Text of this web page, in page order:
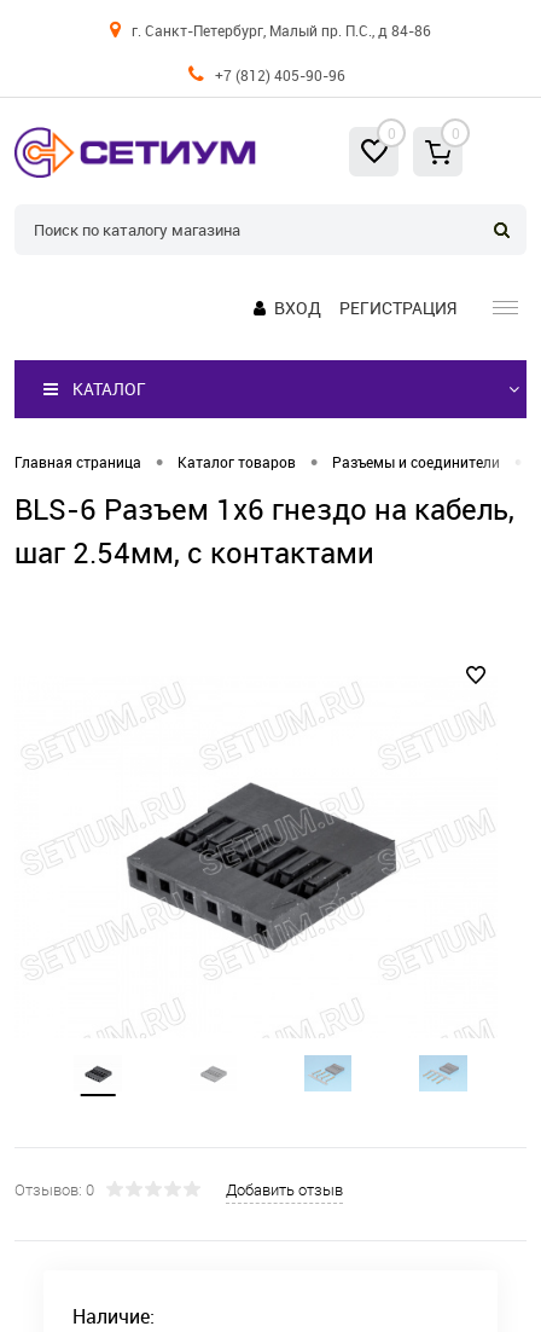
г. Санкт-Петербург, Малый пр. П.С., д 84-86
+7 (812) 405-90-96
0 0
ВХОД РЕГИСТРАЦИЯ
КАТАЛОГ
Главная страница • Каталог товаров • Разъемы и соединители
BLS-6 Разъем 1х6 гнездо на кабель,
шаг 2.54мм, с контактами
Отзывов: 0 Добавить отзыв
Наличие: